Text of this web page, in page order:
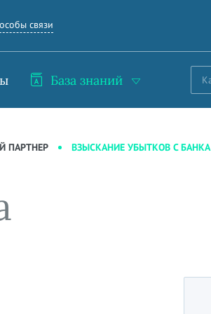
связи
База знаний
ПАРТНЕР ВЗЫСКАНИЕ УБЫТКОВ С БАНКА